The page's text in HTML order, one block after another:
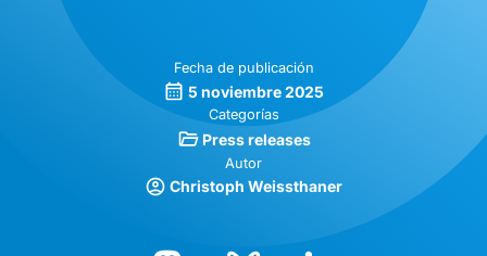
Fecha de publicación
5 noviembre 2025
Categorías
Press releases
Autor
Christoph Weissthaner